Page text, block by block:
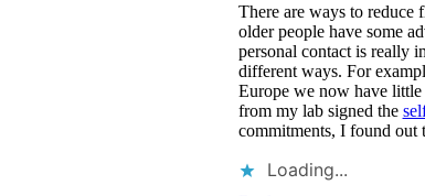
There are ways to reduce
older people have some
personal contact is really
different ways. For
Europe we now have
from my lab signed the
commitments, I found out
Loading...